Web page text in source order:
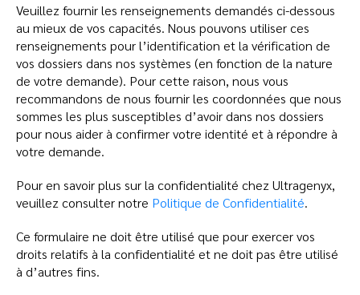
Veuillez fournir les renseignements demandés ci-dessous
au mieux de vos capacités. Nous pouvons utiliser ces
renseignements pour l’identification et la vérification de
vos dossiers dans nos systèmes (en fonction de la nature
de votre demande). Pour cette raison, nous vous
recommandons de nous fournir les coordonnées que nous
sommes les plus susceptibles d’avoir dans nos dossiers
pour nous aider à confirmer votre identité et à répondre à
votre demande.
Pour en savoir plus sur la confidentialité chez Ultragenyx,
veuillez consulter notre Politique de Confidentialité.
Ce formulaire ne doit être utilisé que pour exercer vos
droits relatifs à la confidentialité et ne doit pas être utilisé
à d’autres fins.